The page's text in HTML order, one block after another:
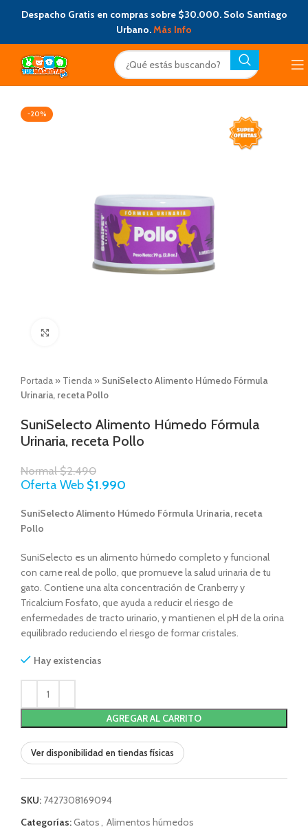
Despacho Gratis en compras sobre $30.000. Solo Santiago
Urbano.Más Info
-20%
Portada » Tienda » SuniSelecto Alimento Húmedo Fórmula
Urinaria, receta Pollo
SuniSelecto Alimento Húmedo Fórmula
Urinaria, receta Pollo
Normal$2.490
Oferta Web $1.990
SuniSelecto Alimento Húmedo Fórmula Urinaria, receta
Pollo
SuniSelecto es un alimento húmedo completo y funcional
con carne real de pollo, que promueve la salud urinaria de tu
gato. Contiene una alta concentración de Cranberry y
Tricalcium Fosfato, que ayuda a reducir el riesgo de
enfermedades de tracto urinario, y mantienen el pH de la orina
equilibrado reduciendo el riesgo de formar cristales.
Hay existencias
AGREGAR AL CARRITO
Ver disponibilidad en tiendas físicas
SKU: 7427308169094
Categorías:Gatos, Alimentos húmedos